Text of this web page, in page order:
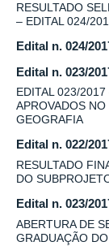
RESULTADO
– EDITAL 024/
Edital n. 024/
Edital n. 023/
EDITAL 023/
APROVADOS
GEOGRAFIA
Edital n. 022/
RESULTADO
DO
Edital n. 023/
ABERTURA DE
GRADUAÇÃO